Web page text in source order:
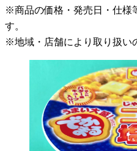
※商品の価格・発売日・仕様
す。
※地域・店舗により取り扱い